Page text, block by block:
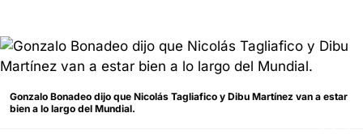
Gonzalo Bonadeo dijo que Nicolás Tagliafico y Dibu Martínez van a estar
bien a lo largo del Mundial.